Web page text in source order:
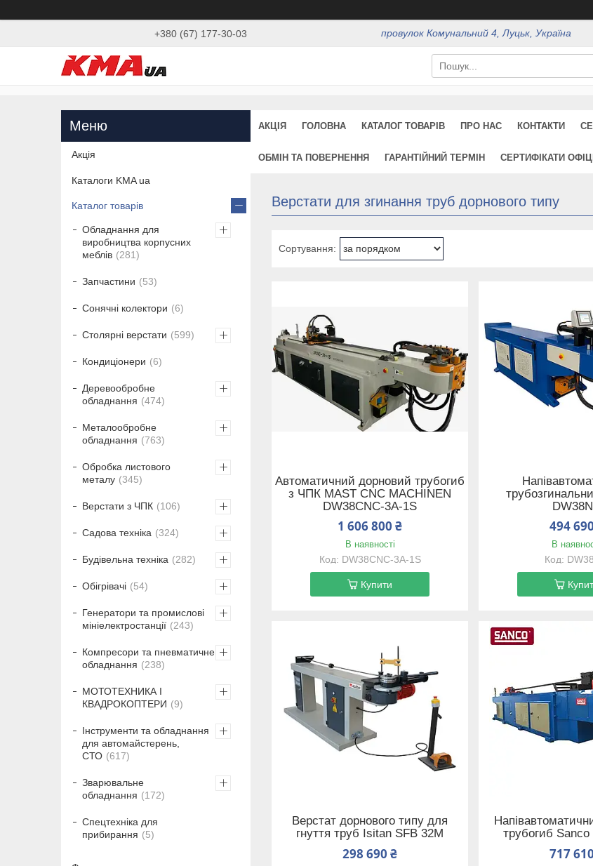
+380 (67) 177-30-03 провулок Комунальний 4, Луцьк, Україна
АКЦІЯ ГОЛОВНА КАТАЛОГ ТОВАРІВ ПРО НАС КОНТАКТИ
ОБМІН ТА ПОВЕРНЕННЯ ГАРАНТІЙНИЙ ТЕРМІН СЕРТИФІКАТИ
Верстати для згинання труб дорнового типу
Автоматичний дорновий трубогиб
з ЧПК MAST CNC MACHINEN
DW38CNC-3A-1S
1 606 800 ₴
В наявності
DW38CNC-3A-1S
Купити
494
В
Верстат дорнового типу для
гнуття труб Isitan SFB 32M
298 690 ₴
трубогиб
717
Акція
Каталоги KMA ua
Каталог товарів
Обладнання для
виробництва корпусних
меблів
281
Запчастини 53
Сонячні колектори 6
Столярні верстати 599
Кондиціонери 6
Деревообробне
обладнання
474
Металообробне
обладнання
763
Обробка листового
металу
345
Верстати з ЧПК 106
Садова техніка 324
Будівельна техніка 282
Обігрівачі 54
Генератори та промислові
мініелектростанції
243
Компресори та пневматичне
обладнання
238
МОТОТЕХНИКА І
КВАДРОКОПТЕРИ
9
Інструменти та обладнання
для автомайстерень,
СТО
617
Зварювальне
обладнання
172
Спецтехніка для
прибирання
5